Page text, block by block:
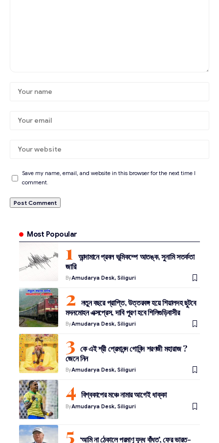
Save my name, email, and website in this browser for the next time I
comment.
Most Popoular
আন্দামানে প্রবল ভূমিকম্পে আতঙ্ক, সুনামি সতর্কতা
জারি
ByAmudarya Desk, Siliguri
নতুন বছরে প্রাপ্তি, উত্তরবঙ্গ হয়ে শিয়ালদহ ছুটবে
মদনমোহন এক্সপ্রেস, দাবি পূরণ হবে শিলিগুড়িবাসীর
ByAmudarya Desk, Siliguri
কে এই শ্রী প্রেমানন্দ গোবিন্দ শরণজী মহারাজ ?
জেনে নিন
ByAmudarya Desk, Siliguri
বিশ্বকাপের মঞ্চে নামার আগেই ধাক্কা
ByAmudarya Desk, Siliguri
‘আমি না ঠেকালে পরমাণু যুদ্ধ বাঁধত’, ফের ভারত-